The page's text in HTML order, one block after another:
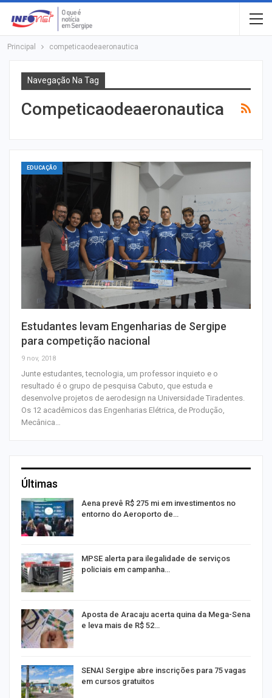
Principal competicaodeaeronautica
Navegação Na Tag
Competicaodeaeronautica
EDUCAÇÃO
Estudantes levam Engenharias de Sergipe
para competição nacional
9 nov, 2018
Junte estudantes, tecnologia, um professor inquieto e o
resultado é o grupo de pesquisa Cabuto, que estuda e
desenvolve projetos de aerodesign na Universidade Tiradentes.
Os 12 acadêmicos das Engenharias Elétrica, de Produção,
Mecânica…
Últimas
Aena prevê R$ 275 mi em investimentos no
entorno do Aeroporto de…
MPSE alerta para ilegalidade de serviços
policiais em campanha…
Aposta de Aracaju acerta quina da Mega-Sena
e leva mais de R$ 52…
SENAI Sergipe abre inscrições para 75 vagas
em cursos gratuitos